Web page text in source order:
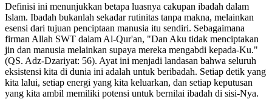
Definisi ini menunjukkan betapa luasnya cakupan ibadah dalam
Islam. Ibadah bukanlah sekadar rutinitas tanpa makna, melainkan
esensi dari tujuan penciptaan manusia itu sendiri. Sebagaimana
firman Allah SWT dalam Al-Qur'an, "Dan Aku tidak menciptakan
jin dan manusia melainkan supaya mereka mengabdi kepada-Ku."
(QS. Adz-Dzariyat: 56). Ayat ini menjadi landasan bahwa seluruh
eksistensi kita di dunia ini adalah untuk beribadah. Setiap detik yang
kita lalui, setiap energi yang kita keluarkan, dan setiap keputusan
yang kita ambil memiliki potensi untuk bernilai ibadah di sisi-Nya.